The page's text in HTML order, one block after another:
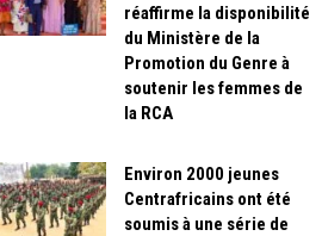
réaffirme la disponibilité
du Ministère de la
Promotion du Genre à
soutenir les femmes de
la RCA
Environ 2000 jeunes
Centrafricains ont été
soumis à une série de